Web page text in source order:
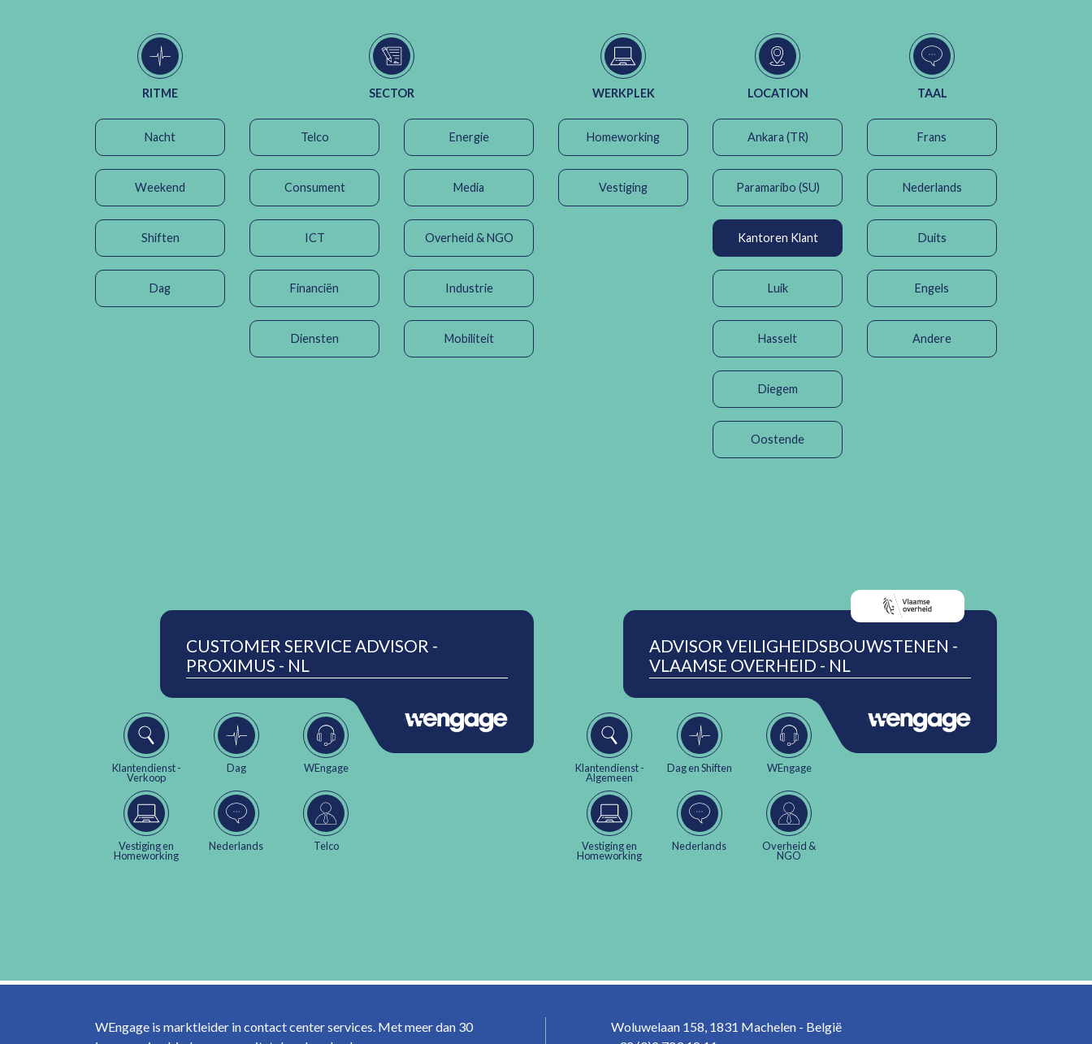
RITME
Nacht
Weekend
Shiften
Dag
SECTOR
Telco Energie
Consument Media
ICT Overheid & NGO
Financiën Industrie
Diensten Mobiliteit
WERKPLEK
Homeworking
Vestiging
LOCATION
Ankara (TR)
Paramaribo (SU)
Kantoren Klant
Luik
Hasselt
Diegem
Oostende
TAAL
Frans
Nederlands
Duits
Engels
Andere
CUSTOMER SERVICE ADVISOR -
PROXIMUS - NL
Klantendienst -
Verkoop
Dag WEngage
Vestiging en
Homeworking
Nederlands Telco
ADVISOR VEILIGHEIDSBOUWSTENEN -
VLAAMSE OVERHEID - NL
Klantendienst -
Algemeen
Dag en Shiften WEngage
Vestiging en
Homeworking
Nederlands Overheid &
NGO
WEngage is marktleider in contact center services. Met meer dan 30
Woluwelaan 158, 1831 Machelen - België